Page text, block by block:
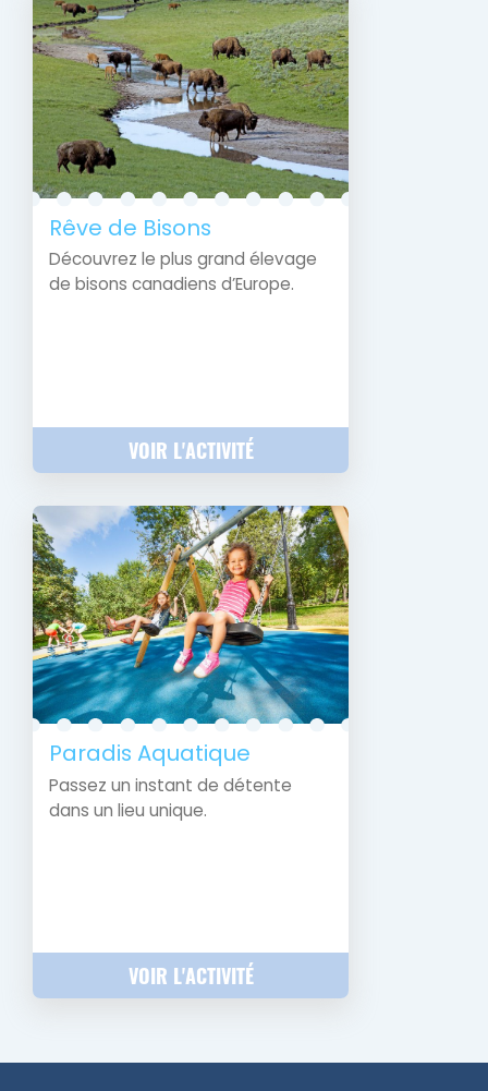
Rêve de Bisons
Découvrez le plus grand élevage
de bisons canadiens d’Europe.
VOIR L'ACTIVITÉ
Paradis Aquatique
Passez un instant de détente
dans un lieu unique.
VOIR L'ACTIVITÉ